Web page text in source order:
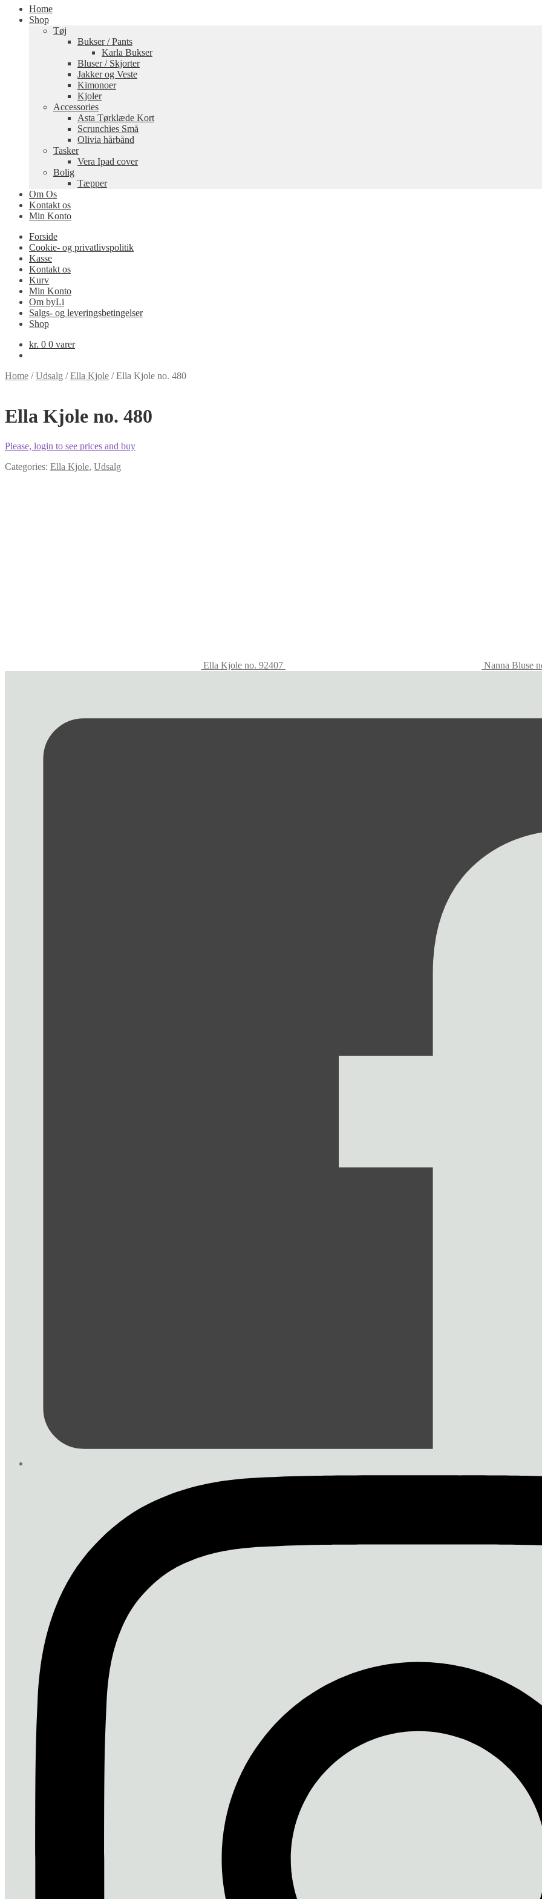
Home
Shop
Tøj
Bukser / Pants
Karla Bukser
Bluser / Skjorter
Jakker og Veste
Kimonoer
Kjoler
Accessories
Asta Tørklæde Kort
Scrunchies Små
Olivia hårbånd
Tasker
Vera Ipad cover
Bolig
Tæpper
Om Os
Kontakt os
Min Konto
Forside
Cookie- og privatlivspolitik
Kasse
Kontakt os
Kurv
Min Konto
Om byLi
Salgs- og leveringsbetingelser
Shop
kr. 0 0 varer
Home /Udsalg /Ella Kjole /Ella Kjole no. 480
Ella Kjole no. 480
Please, login to see prices and buy
Categories: Ella Kjole, Udsalg
Ella Kjole no. 92407 Nanna Bluse